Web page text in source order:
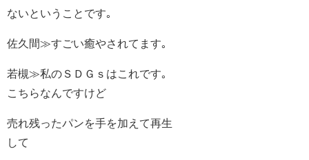
ないということです｡
佐久間≫すごい癒やされてます｡
若槻≫私のＳＤＧｓはこれです｡
こちらなんですけど
売れ残ったパンを手を加えて再生
して